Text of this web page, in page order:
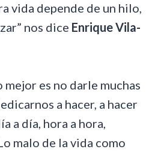
vida depende de un hilo,
nos dice Enrique Vila-
es no darle muchas
a hacer, a hacer
a día, hora a hora,
malo de la vida como